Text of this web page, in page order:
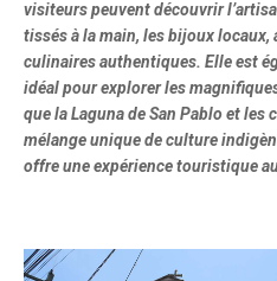
visiteurs peuvent découvrir
tissés à la main, les bijoux
culinaires authentiques. Elle est
idéal pour explorer les
que la Laguna de San Pablo et les
mélange unique de culture
offre une expérience touristique